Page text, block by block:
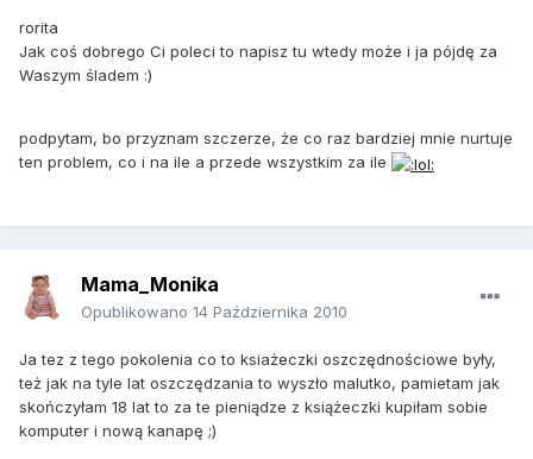
rorita
Jak coś dobrego Ci poleci to napisz tu wtedy może i ja pójdę za
Waszym śladem :)
podpytam, bo przyznam szczerze, że co raz bardziej mnie nurtuje
ten problem, co i na ile a przede wszystkim za ile
Mama_Monika
Opublikowano 14 Października 2010
Ja tez z tego pokolenia co to ksiażeczki oszczędnościowe były,
też jak na tyle lat oszczędzania to wyszło malutko, pamietam jak
skończyłam 18 lat to za te pieniądze z książeczki kupiłam sobie
komputer i nową kanapę ;)